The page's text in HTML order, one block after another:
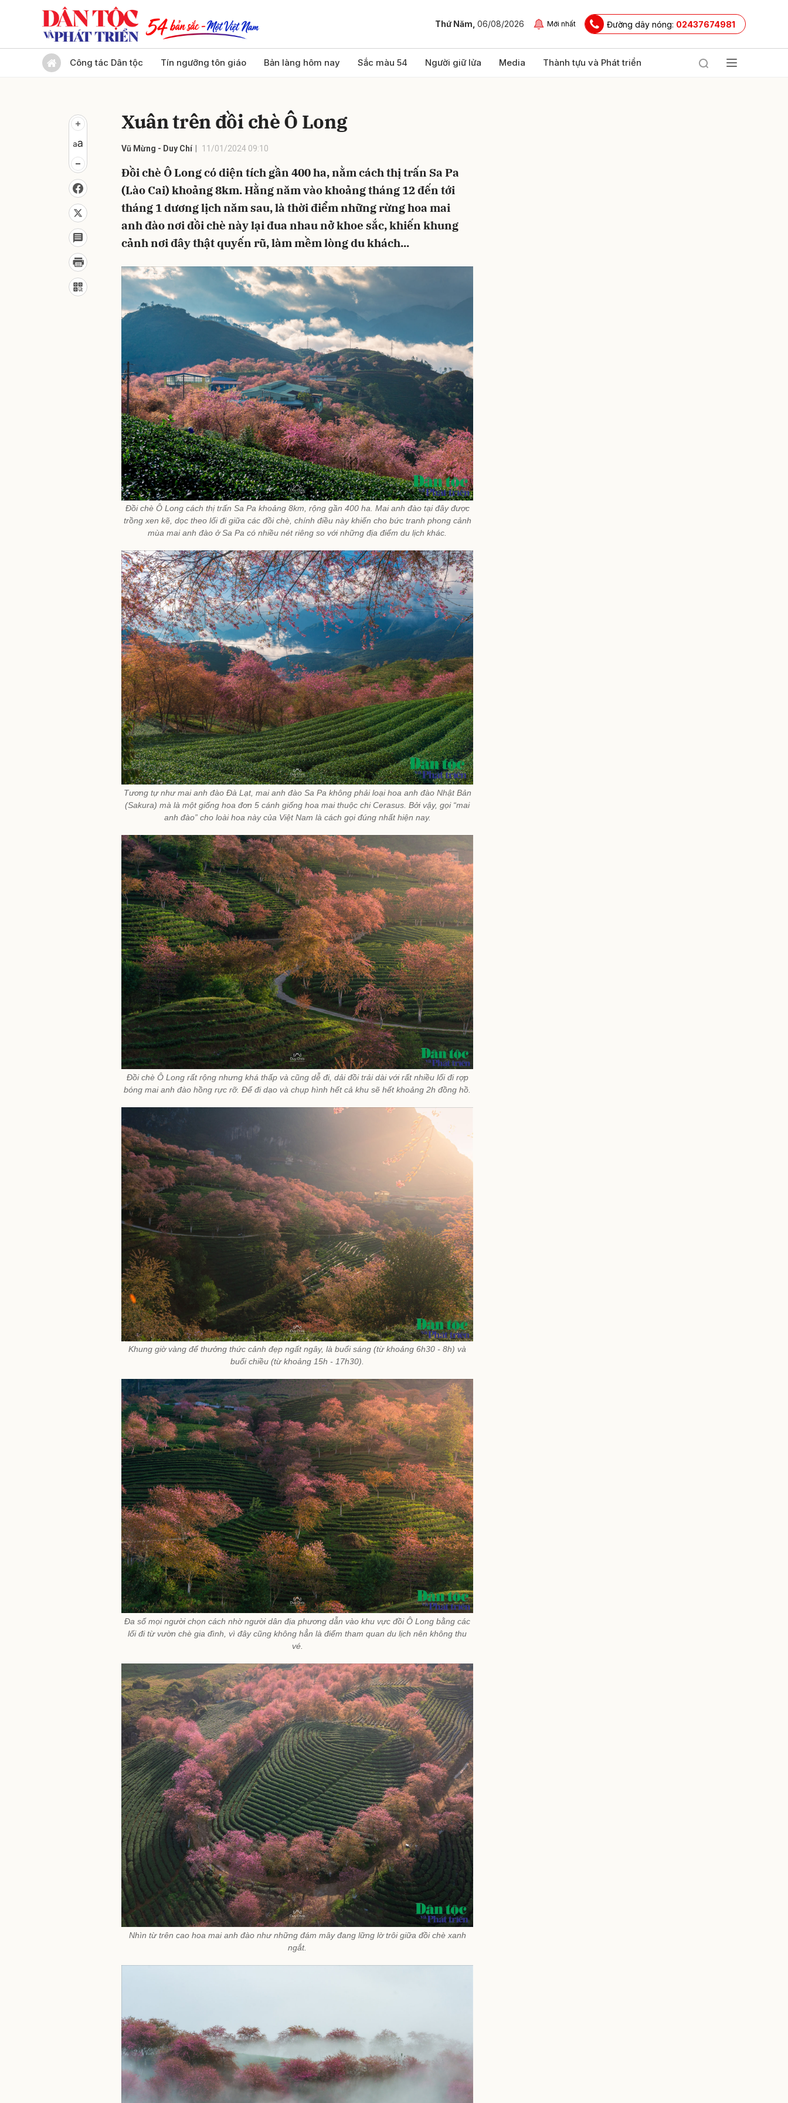
Thứ Năm, 06/08/2026 Mới nhất Đường dây nóng: 02437674981
Công tác Dân tộc Tín ngưỡng tôn giáo Bản làng hôm nay Sắc màu 54 Người giữ lửa Media Thành tựu và Phát triển
Xuân trên đồi chè Ô Long
Vũ Mừng - Duy Chí 11/01/2024 09:10
Đồi chè Ô Long có diện tích gần 400 ha, nằm cách thị trấn Sa Pa
(Lào Cai) khoảng 8km. Hằng năm vào khoảng tháng 12 đến tới
tháng 1 dương lịch năm sau, là thời điểm những rừng hoa mai
anh đào nơi đồi chè này lại đua nhau nở khoe sắc, khiến khung
cảnh nơi đây thật quyến rũ, làm mềm lòng du khách...
Đồi chè Ô Long cách thị trấn Sa Pa khoảng 8km, rộng gần 400 ha. Mai anh đào tại đây được
trồng xen kẽ, dọc theo lối đi giữa các đồi chè, chính điều này khiến cho bức tranh phong cảnh
mùa mai anh đào ở Sa Pa có nhiều nét riêng so với những địa điểm du lịch khác.
Tương tự như mai anh đào Đà Lạt, mai anh đào Sa Pa không phải loại hoa anh đào Nhật Bản
(Sakura) mà là một giống hoa đơn 5 cánh giống hoa mai thuộc chi Cerasus. Bởi vậy, gọi “mai
anh đào” cho loài hoa này của Việt Nam là cách gọi đúng nhất hiện nay.
Đồi chè Ô Long rất rộng nhưng khá thấp và cũng dễ đi, dải đồi trải dài với rất nhiều lối đi rợp
bóng mai anh đào hồng rực rỡ. Để đi dạo và chụp hình hết cả khu sẽ hết khoảng 2h đồng hồ.
Khung giờ vàng để thưởng thức cảnh đẹp ngất ngây, là buổi sáng (từ khoảng 6h30 - 8h) và
buổi chiều (từ khoảng 15h - 17h30).
Đa số mọi người chọn cách nhờ người dân địa phương dẫn vào khu vực đồi Ô Long bằng các
lối đi từ vườn chè gia đình, vì đây cũng không hẳn là điểm tham quan du lịch nên không thu
vé.
Nhìn từ trên cao hoa mai anh đào như những đám mây đang lững lờ trôi giữa đồi chè xanh
ngắt.
Gửi bình luận